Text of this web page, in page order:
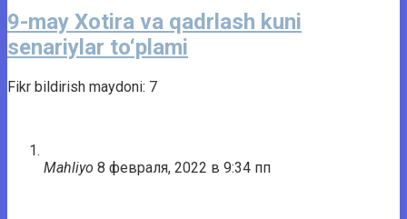
9-may Xotira va qadrlash kuni
senariylar to‘plami
Fikr bildirish maydoni: 7
Mahliyo 8 февраля, 2022 в 9:34 пп